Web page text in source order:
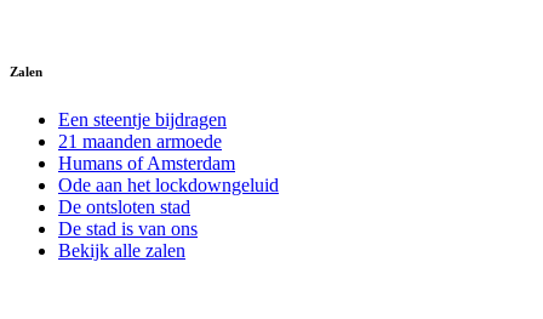
Zalen
Een steentje bijdragen
21 maanden armoede
Humans of Amsterdam
Ode aan het lockdowngeluid
De ontsloten stad
De stad is van ons
Bekijk alle zalen